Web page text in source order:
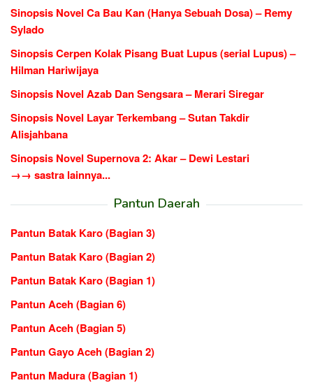
Sinopsis Novel Ca Bau Kan (Hanya Sebuah Dosa) – Remy
Sylado
Sinopsis Cerpen Kolak Pisang Buat Lupus (serial Lupus) –
Hilman Hariwijaya
Sinopsis Novel Azab Dan Sengsara – Merari Siregar
Sinopsis Novel Layar Terkembang – Sutan Takdir
Alisjahbana
Sinopsis Novel Supernova 2: Akar – Dewi Lestari
→→ sastra lainnya...
Pantun Daerah
Pantun Batak Karo (Bagian 3)
Pantun Batak Karo (Bagian 2)
Pantun Batak Karo (Bagian 1)
Pantun Aceh (Bagian 6)
Pantun Aceh (Bagian 5)
Pantun Gayo Aceh (Bagian 2)
Pantun Madura (Bagian 1)